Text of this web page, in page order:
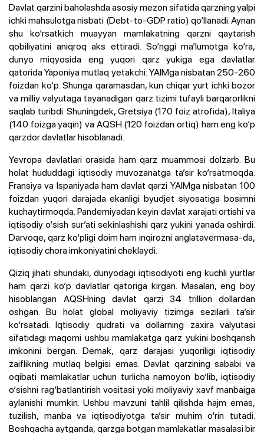
Davlat qarzini baholashda asosiy mezon sifatida qarzning yalpi
ichki mahsulotga nisbati (Debt-to-GDP ratio) qo‘llanadi. Aynan
shu ko‘rsatkich muayyan mamlakatning qarzni qaytarish
qobiliyatini aniqroq aks ettiradi. So‘nggi ma’lumotga ko‘ra,
dunyo miqyosida eng yuqori qarz yukiga ega davlatlar
qatorida Yaponiya mutlaq yetakchi: YAIMga nisbatan 250-260
foizdan ko‘p. Shunga qaramasdan, kun chiqar yurt ichki bozor
va milliy valyutaga tayanadigan qarz tizimi tufayli barqarorlikni
saqlab turibdi. Shuningdek, Gretsiya (170 foiz atrofida), Italiya
(140 foizga yaqin) va AQSH (120 foizdan ortiq) ham eng ko‘p
qarzdor davlatlar hisoblanadi.
Yevropa davlatlari orasida ham qarz muammosi dolzarb. Bu
holat hududdagi iqtisodiy muvozanatga ta’sir ko‘rsatmoqda.
Fransiya va Ispaniyada ham davlat qarzi YAIMga nisbatan 100
foizdan yuqori darajada ekanligi byudjet siyosatiga bosimni
kuchaytirmoqda. Pandemiyadan keyin davlat xarajati ortishi va
iqtisodiy o‘sish sur’ati sekinlashishi qarz yukini yanada oshirdi.
Darvoqe, qarz ko‘pligi doim ham inqirozni anglatavermasa-da,
iqtisodiy chora imkoniyatini cheklaydi.
Qiziq jihati shundaki, dunyodagi iqtisodiyoti eng kuchli yurtlar
ham qarzi ko‘p davlatlar qatoriga kirgan. Masalan, eng boy
hisoblangan AQSHning davlat qarzi 34 trillion dollardan
oshgan. Bu holat global moliyaviy tizimga sezilarli ta’sir
ko‘rsatadi. Iqtisodiy qudrati va dollarning zaxira valyutasi
sifatidagi maqomi ushbu mamlakatga qarz yukini boshqarish
imkonini bergan. Demak, qarz darajasi yuqoriligi iqtisodiy
zaiflikning mutlaq belgisi emas. Davlat qarzining sababi va
oqibati mamlakatlar uchun turlicha namoyon bo‘lib, iqtisodiy
o‘sishni rag‘batlantirish vositasi yoki moliyaviy xavf manbaiga
aylanishi mumkin. Ushbu mavzuni tahlil qilishda hajm emas,
tuzilish, manba va iqtisodiyotga ta’sir muhim o‘rin tutadi.
Boshqacha aytganda, qarzga botgan mamlakatlar masalasi bir